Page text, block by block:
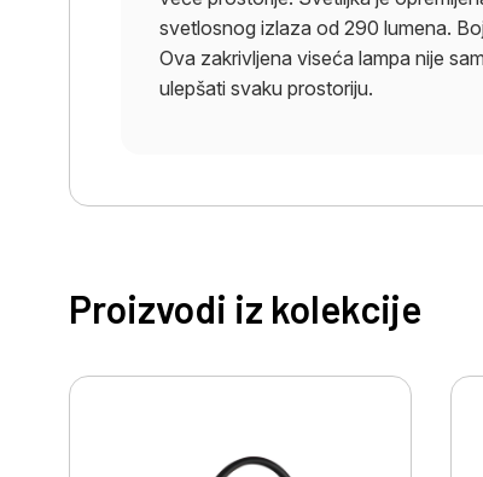
svetlosnog izlaza od 290 lumena.
Ova zakrivljena viseća lampa nije
ulepšati svaku prostoriju.
Proizvodi iz kolekcije